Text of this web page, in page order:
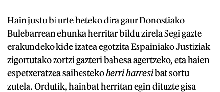
Hain justu bi urte beteko dira gaur Donostiako
Bulebarrean ehunka herritar bildu zirela Segi gazte
erakundeko kide izatea egotzita Espainiako Justiziak
zigortutako zortzi gazteri babesa agertzeko, eta haien
espetxeratzea saihestekoherri harresibat sortu
zutela. Ordutik, hainbat herritan egin dituzte gisa